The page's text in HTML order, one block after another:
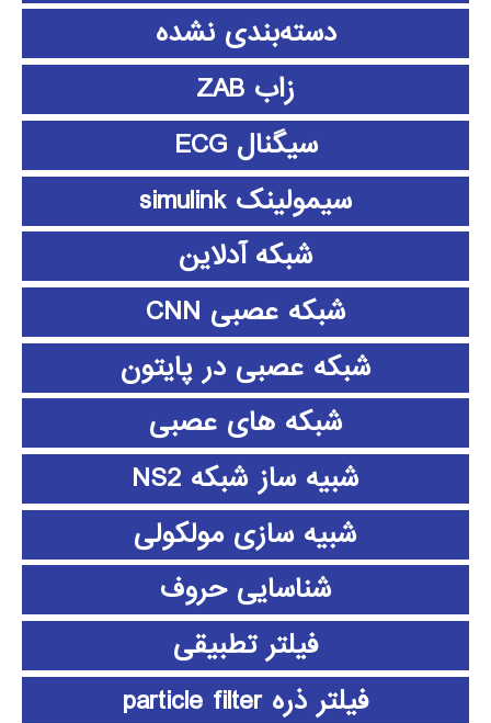
دسته‌بندی نشده
زاب ZAB
سیگنال ECG
سیمولینک simulink
شبکه آدلاین
شبکه عصبی CNN
شبکه عصبی در پایتون
شبکه های عصبی
شبیه ساز شبکه NS2
شبیه سازی مولکولی
شناسایی حروف
فیلتر تطبیقی
فیلتر ذره particle filter